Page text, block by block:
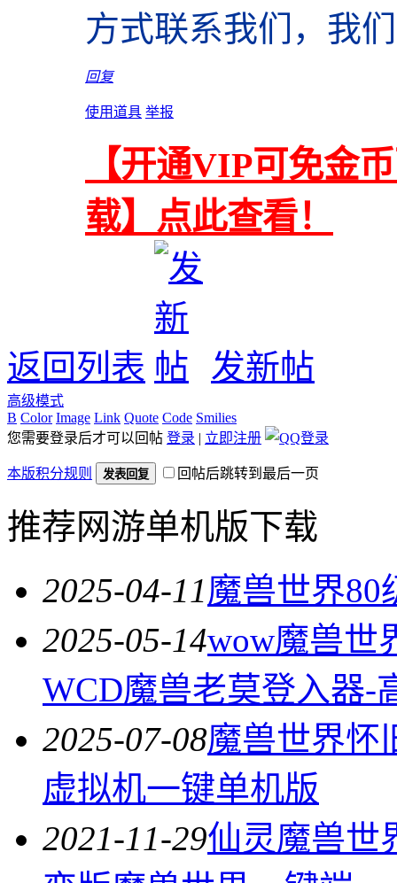
方式联系我们，我
回复
使用道具 举报
【开通VIP可免金
载】点此查看！
返回列表 发新帖
高级模式
B Color Image Link Quote Code Smilies
您需要登录后才可以回帖 登录 | 立即注册
本版积分规则 发表回复 回帖后跳转到最后一页
推荐网游单机版下载
2025-04-11魔兽世界80
2025-05-14wow魔兽世
WCD魔兽老莫登入器-
2025-07-08魔兽世界怀
虚拟机一键单机版
2021-11-29仙灵魔兽世